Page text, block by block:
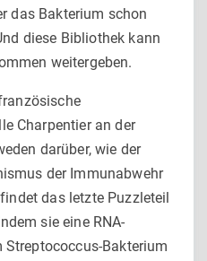
das Bakterium schon
diese Bibliothek kann
weitergeben.
Charpentier an der
darüber, wie der
der Immunabwehr
das letzte Puzzleteil
sie eine RNA-
Streptococcus-Bakterium